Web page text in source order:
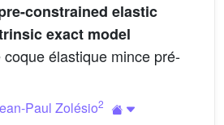
constrained elastic
exact model
élastique mince pré-
Paul Zolésio2